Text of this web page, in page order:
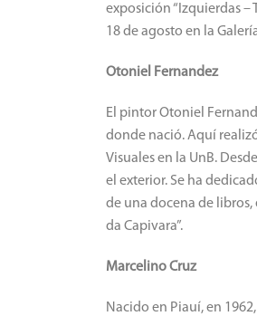
exposición “Izquierdas –
18 de agosto en la
Otoniel Fernandez
El pintor Otoniel
donde nació.Aquí
Visuales en la UnB.
el exterior. Se ha
de una docena de libros,
da Capivara”.
Marcelino Cruz
Nacido en Piauí, en